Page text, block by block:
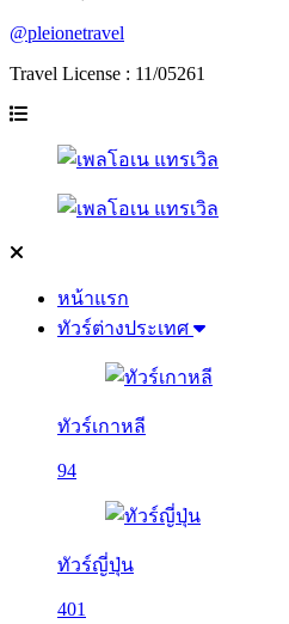
@pleionetravel
Travel License : 11/05261
หน้าแรก
ทัวร์ต่างประเทศ
ทัวร์เกาหลี
94
ทัวร์ญี่ปุ่น
401